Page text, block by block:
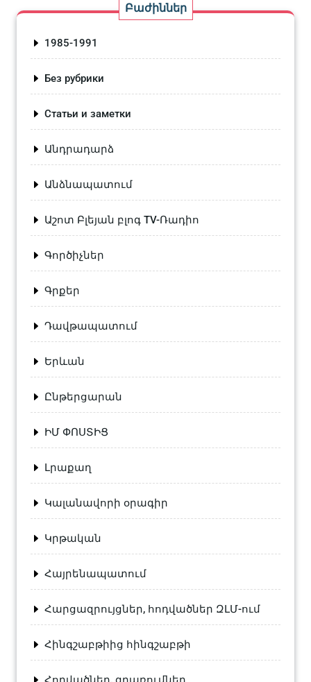
Բաժիններ
1985-1991
Без рубрики
Статьи и заметки
Անդրադարձ
Անձնապատում
Աշոտ Բլեյան բլոգ TV-Ռադիո
Գործիչներ
Գրքեր
Դավթապատում
Երևան
Ընթերցարան
ԻՄ ՓՈՍՏԻՑ
Լրաքաղ
Կալանավորի օրագիր
Կրթական
Հայրենապատում
Հարցազրույցներ, հոդվածներ ԶԼՄ-ում
Հինգշաբթիից հինգշաբթի